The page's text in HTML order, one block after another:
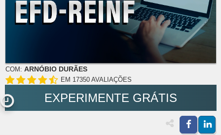
COM: ARNÓBIO DURÃES
EM 17350 AVALIAÇÕES
EXPERIMENTE GRÁTIS